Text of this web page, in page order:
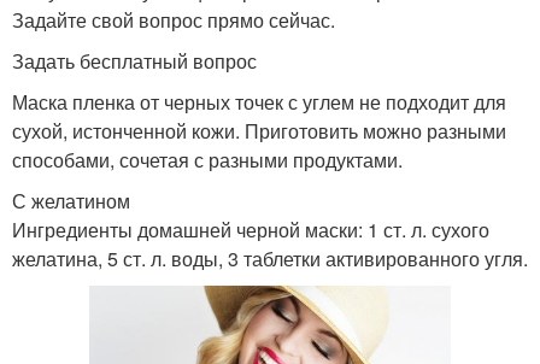
Задайте свой вопрос прямо сейчас.
Задать бесплатный вопрос
Маска пленка от черных точек с углем не подходит для
сухой, истонченной кожи. Приготовить можно разными
способами, сочетая с разными продуктами.
С желатином
Ингредиенты домашней черной маски: 1 ст. л. сухого
желатина, 5 ст. л. воды, 3 таблетки активированного угля.